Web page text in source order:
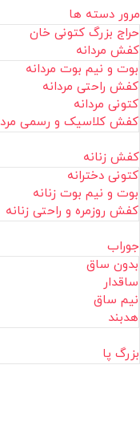
مرور دسته ها
حراج بزرگ کتونی خان
کفش مردانه
بوت و نیم بوت مردانه
کفش راحتی مردانه
کتونی مردانه
کفش کلاسیک و رسمی
کفش زنانه
کتونی دخترانه
بوت و نیم بوت زنانه
کفش روزمره و راحتی زنانه
جوراب
بدون ساق
ساقدار
نیم ساق
هدبند
بزرگ پا